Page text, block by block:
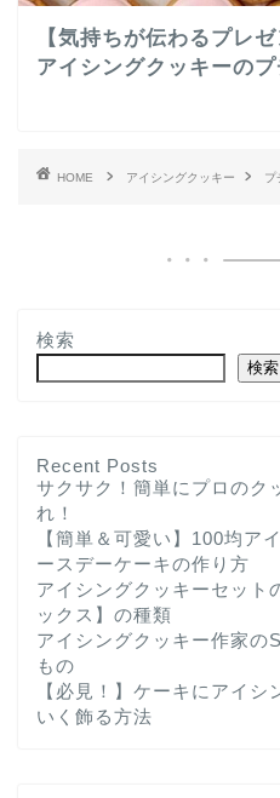
【気持ちが伝わるプレ
アイシングクッキーのプ
HOME アイシングクッキー プ
検索
検索
Recent Posts
サクサク！簡単にプロのク
れ！
【簡単＆可愛い】100均ア
ースデーケーキの作り方
アイシングクッキーセット
ックス】の種類
アイシングクッキー作家の
もの
【必見！】ケーキにアイ
いく飾る方法